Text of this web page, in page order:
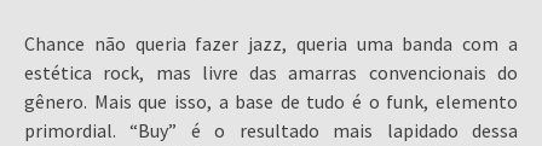
Chance não queria fazer jazz, queria uma banda com a
estética rock, mas livre das amarras convencionais do
gênero. Mais que isso, a base de tudo é o funk, elemento
primordial. “Buy” é o resultado mais lapidado dessa